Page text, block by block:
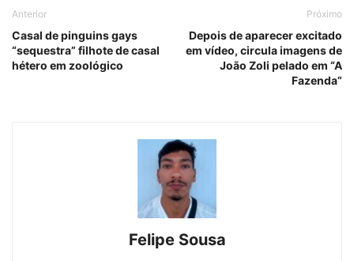
Anterior
Casal de pinguins gays
“sequestra” filhote de casal
hétero em zoológico
Próximo
Depois de aparecer excitado
em vídeo, circula imagens de
João Zoli pelado em “A
Fazenda”
Felipe Sousa